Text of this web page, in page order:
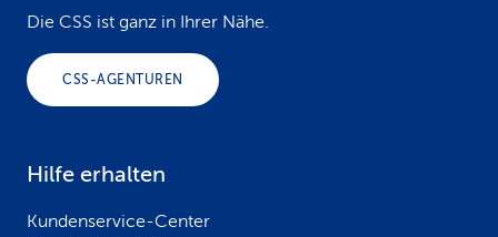
Die CSS ist ganz in Ihrer Nähe.
CSS-AGENTUREN
Hilfe erhalten
Kundenservice-Center